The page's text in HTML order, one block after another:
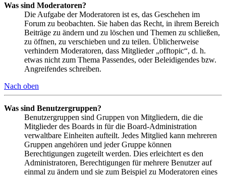
Was sind Moderatoren?
Die Aufgabe der Moderatoren ist es, das Geschehen im
Forum zu beobachten. Sie haben das Recht, in ihrem Bereich
Beiträge zu ändern und zu löschen und Themen zu schließen,
zu öffnen, zu verschieben und zu teilen. Üblicherweise
verhindern Moderatoren, dass Mitglieder „offtopic“, d. h.
etwas nicht zum Thema Passendes, oder Beleidigendes bzw.
Angreifendes schreiben.
Nach oben
Was sind Benutzergruppen?
Benutzergruppen sind Gruppen von Mitgliedern, die die
Mitglieder des Boards in für die Board-Administration
verwaltbare Einheiten aufteilt. Jedes Mitglied kann mehreren
Gruppen angehören und jeder Gruppe können
Berechtigungen zugeteilt werden. Dies erleichtert es den
Administratoren, Berechtigungen für mehrere Benutzer auf
einmal zu ändern und sie zum Beispiel zu Moderatoren eines